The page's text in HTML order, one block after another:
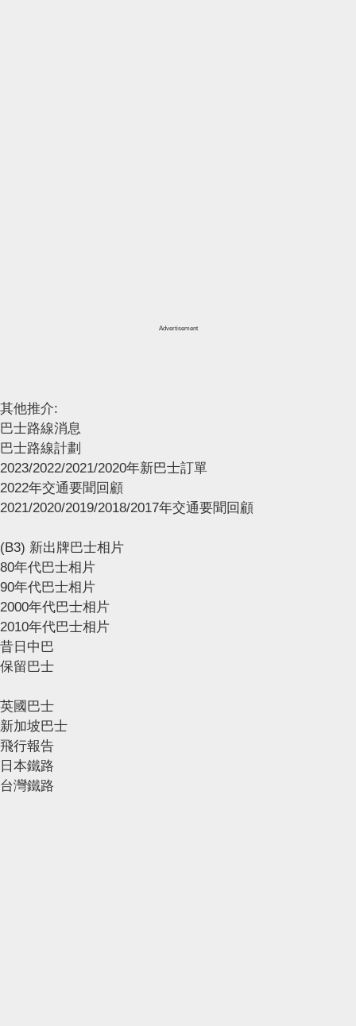
Advertisement
其他推介:
巴士路線消息
巴士路線計劃
2023/2022/2021/2020年新巴士訂單
2022年交通要聞回顧
2021/2020/2019/2018/2017年交通要聞回顧
(B3) 新出牌巴士相片
80年代巴士相片
90年代巴士相片
2000年代巴士相片
2010年代巴士相片
昔日中巴
保留巴士
英國巴士
新加坡巴士
飛行報告
日本鐵路
台灣鐵路